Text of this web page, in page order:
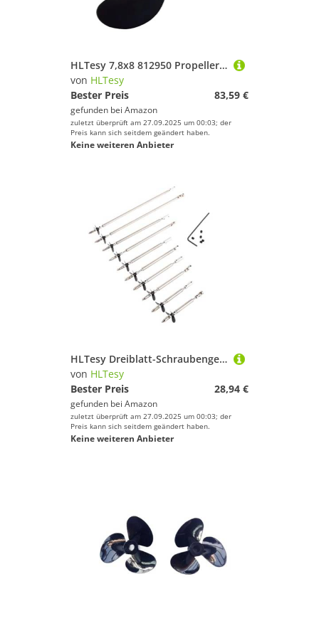
HLTesy 7,8x8 812950 Propeller for 2-takt 5HP T5 T5.8 Außenbordmotor 3R1W64516-0 T5-03030000
von HLTesy
Bester Preis
83,59 €
gefunden bei Amazon
zuletzt überprüft am 27.09.2025 um 00:03; der
Preis kann sich seitdem geändert haben.
Keine weiteren Anbieter
HLTesy Dreiblatt-Schraubengelenkhülse passend for Propellermodellboot, 4 mm Steuerbootwelle, Edelstahl-Antriebswelle(A8 3.17MM 2 10x5cm)
von HLTesy
Bester Preis
28,94 €
gefunden bei Amazon
zuletzt überprüft am 27.09.2025 um 00:03; der
Preis kann sich seitdem geändert haben.
Keine weiteren Anbieter